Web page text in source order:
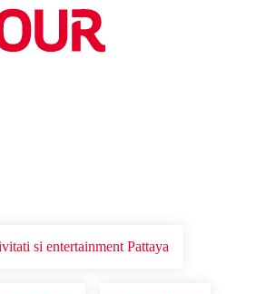
perfecta OFERTE DE NERATAT
si entertainment Pattaya